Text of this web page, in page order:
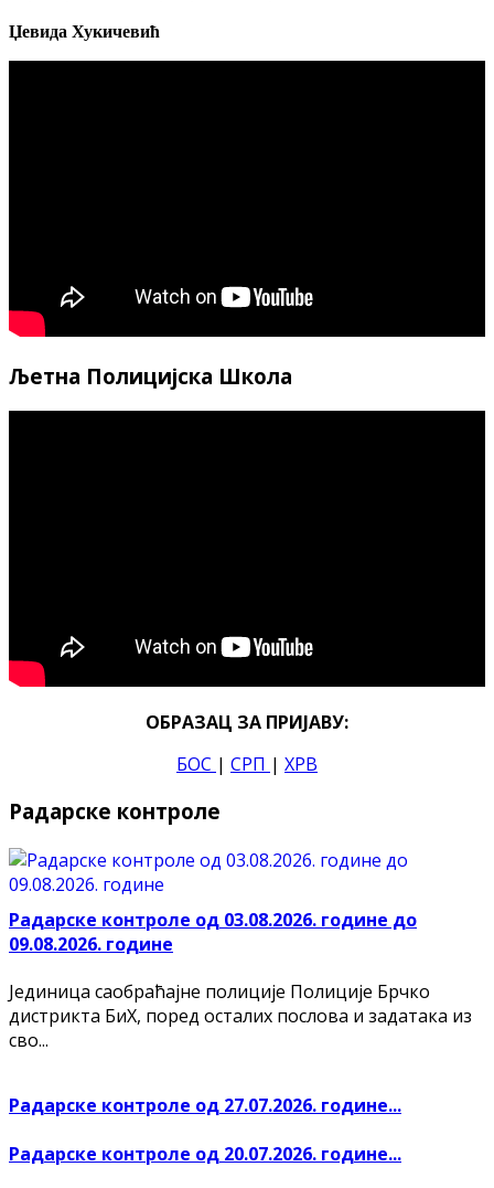
Џевида Хукичевић
Љетна Полицијска Школа
ОБРАЗАЦ ЗА ПРИЈАВУ:
БОС | СРП | ХРВ
Радарске контроле
Радарске контроле од 03.08.2026. године до
09.08.2026. године
Јединица саобраћајне полиције Полиције Брчко
дистрикта БиХ, поред осталих послова и задатака из
сво...
Радарске контроле од 27.07.2026. године...
Радарске контроле од 20.07.2026. године...